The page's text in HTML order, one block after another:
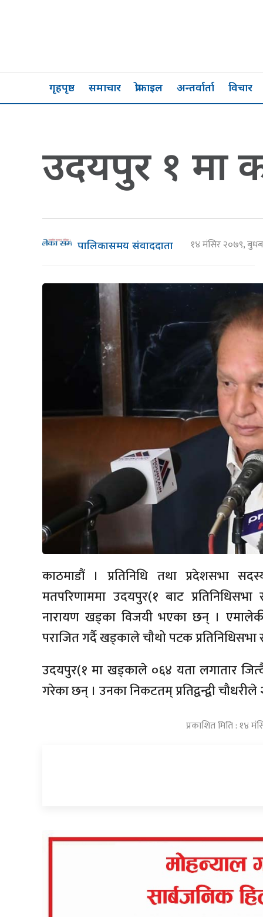
गृहपृष्ठ समाचार प्रोफाइल अन्तर्वार्ता विचार
उदयपुर १ मा
पालिकासमय संवाददाता १४ मंसिर २०७९,
काठमाडौं । प्रतिनिधि तथा प्रदेशसभा
मतपरिणाममा उदयपुर(१ बाट प्रतिनिधिसभा
नारायण खड्का विजयी भएका छन् ।
पराजित गर्दै खड्काले चौथो पटक
उदयपुर(१ मा खड्काले ०६४ यता लगातार
गरेका छन् । उनका निकटतम् प्रतिद्वन्द्वी चौधरीले
प्रकाशित मिति : १४